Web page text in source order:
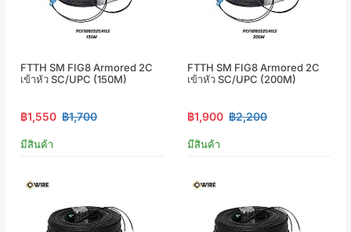
FTTH SM FIG8 Armored 2C
เข้าหัว SC/UPC (150M)
฿1,550 ฿1,700
มีสินค้า
FTTH SM FIG8 Armored 2C
เข้าหัว SC/UPC (200M)
฿1,900 ฿2,200
มีสินค้า